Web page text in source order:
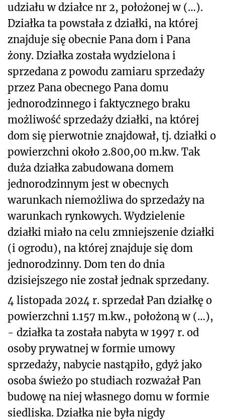
udziału w działce nr 2, położonej w (…).
Działka ta powstała z działki, na której
znajduje się obecnie Pana dom i Pana
żony. Działka została wydzielona i
sprzedana z powodu zamiaru sprzedaży
przez Pana obecnego Pana domu
jednorodzinnego i faktycznego braku
możliwość sprzedaży działki, na której
dom się pierwotnie znajdował, tj. działki o
powierzchni około 2.800,00 m.kw. Tak
duża działka zabudowana domem
jednorodzinnym jest w obecnych
warunkach niemożliwa do sprzedaży na
warunkach rynkowych. Wydzielenie
działki miało na celu zmniejszenie działki
(i ogrodu), na której znajduje się dom
jednorodzinny. Dom ten do dnia
dzisiejszego nie został jednak sprzedany.
4 listopada 2024 r. sprzedał Pan działkę o
powierzchni 1.157 m.kw., położoną w (…),
- działka ta została nabyta w 1997 r. od
osoby prywatnej w formie umowy
sprzedaży, nabycie nastąpiło, gdyż jako
osoba świeżo po studiach rozważał Pan
budowę na niej własnego domu w formie
siedliska. Działka nie była nigdy